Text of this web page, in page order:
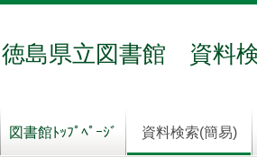
徳島県立図書館 資料
図書館ﾄｯﾌﾟﾍﾟｰｼﾞ 資料検索(簡易)